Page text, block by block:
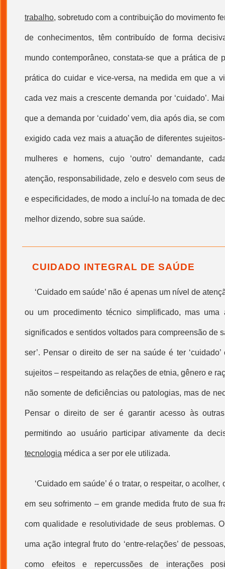
trabalho, sobretudo com a contribuição do movimento
de conhecimentos, têm contribuído de forma
mundo contemporâneo, constata-se que a prática de
prática do cuidar e vice-versa, na medida em que a
cada vez mais a crescente demanda por ‘cuidado’.
que a demanda por ‘cuidado’ vem, dia após dia, se
exigido cada vez mais a atuação de diferentes
mulheres e homens, cujo ‘outro’ demandante,
atenção, responsabilidade, zelo e desvelo com seus
e especificidades, de modo a incluí-lo na tomada de
melhor dizendo, sobre sua saúde.
CUIDADO INTEGRAL DE SAÚDE
‘Cuidado em saúde’ não é apenas um nível de
ou um procedimento técnico simplificado, mas uma
significados e sentidos voltados para compreensão de
ser’. Pensar o direito de ser na saúde é ter
sujeitos – respeitando as relações de etnia, gênero e
não somente de deficiências ou patologias, mas de
Pensar o direito de ser é garantir acesso às
permitindo ao usuário participar ativamente da
tecnologia médica a ser por ele utilizada.
‘Cuidado em saúde’ é o tratar, o respeitar, o
em seu sofrimento – em grande medida fruto de sua
com qualidade e resolutividade de seus problemas. O
uma ação integral fruto do ‘entre-relações’ de
como efeitos e repercussões de interações